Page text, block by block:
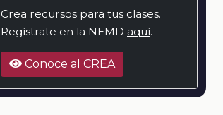
Crea recursos para tus clases.
Regístrate en la NEMD aquí.
Conoce al CREA